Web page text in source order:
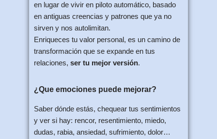
en lugar de vivir en piloto automático, basado
en antiguas creencias y patrones que ya no
sirven y nos autolimitan.
Enriqueces tu valor personal, es un camino de
transformación que se expande en tus
relaciones, ser tu mejor versión.
¿Que emociones puede mejorar?
Saber dónde estás, chequear tus sentimientos
y ver si hay: rencor, resentimiento, miedo,
dudas, rabia, ansiedad, sufrimiento, dolor…